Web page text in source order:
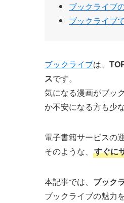
ブックライブ
ブックライブ
ブックライブは、
スです。
気になる漫画がブッ
か不安になる方も少
電子書籍サービスの
そのような、 すぐに
本記事では、 ブック
ブックライブの魅力